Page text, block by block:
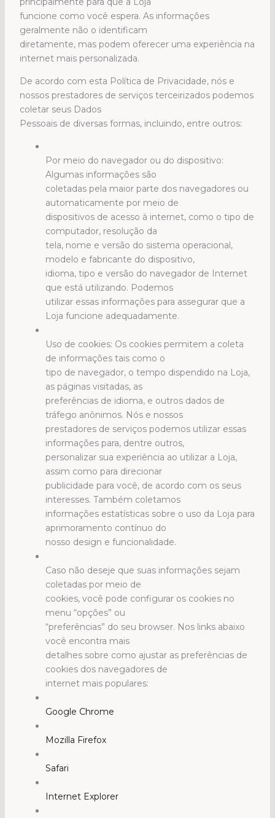
funcione como você espera. As informações
geralmente não o identificam
diretamente, mas podem oferecer uma experiência na
internet mais personalizada.
De acordo com esta Política de Privacidade, nós e
nossos prestadores de serviços terceirizados podemos
coletar seus Dados
Pessoais de diversas formas, incluindo, entre outros:
Por meio do navegador ou do dispositivo:
Algumas informações são
coletadas pela maior parte dos navegadores ou
automaticamente por meio de
dispositivos de acesso à internet, como o tipo de
computador, resolução da
tela, nome e versão do sistema operacional,
modelo e fabricante do dispositivo,
idioma, tipo e versão do navegador de Internet
que está utilizando. Podemos
utilizar essas informações para assegurar que a
Loja funcione adequadamente.
Uso de cookies: Os cookies permitem a coleta
de informações tais como o
tipo de navegador, o tempo dispendido na Loja,
as páginas visitadas, as
preferências de idioma, e outros dados de
tráfego anônimos. Nós e nossos
prestadores de serviços podemos utilizar essas
informações para, dentre outros,
personalizar sua experiência ao utilizar a Loja,
assim como para direcionar
publicidade para você, de acordo com os seus
interesses. Também coletamos
informações estatísticas sobre o uso da Loja para
aprimoramento contínuo do
nosso design e funcionalidade.
Caso não deseje que suas informações sejam
coletadas por meio de
cookies, você pode configurar os cookies no
menu “opções” ou
“preferências” do seu browser. Nos links abaixo
você encontra mais
detalhes sobre como ajustar as preferências de
cookies dos navegadores de
internet mais populares:
Google Chrome
Mozilla Firefox
Safari
Internet Explorer